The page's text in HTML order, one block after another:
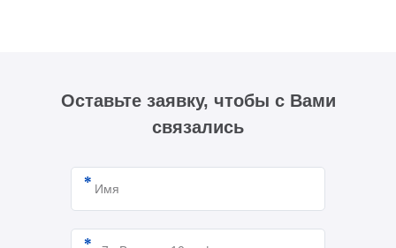
Оставьте заявку, чтобы с Вами
связались